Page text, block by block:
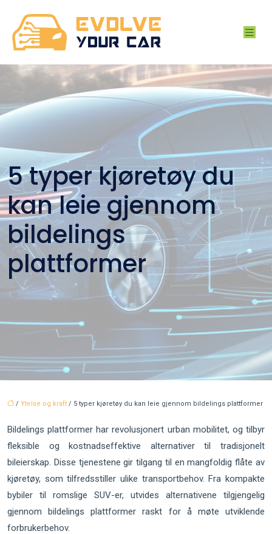
5 typer kjøretøy du
kan leie gjennom
bildelings
plattformer
/ Ytelse og kraft / 5 typer kjøretøy du kan leie gjennom bildelings plattformer
Bildelings plattformer har revolusjonert urban mobilitet, og tilbyr
fleksible og kostnadseffektive alternativer til tradisjonelt
bileierskap. Disse tjenestene gir tilgang til en mangfoldig flåte av
kjøretøy, som tilfredsstiller ulike transportbehov. Fra kompakte
bybiler til romslige SUV-er, utvides alternativene tilgjengelig
gjennom bildelings plattformer raskt for å møte utviklende
forbrukerbehov.